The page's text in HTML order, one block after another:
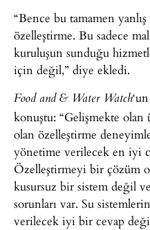
“Bence bu tamamen
özelleştirme. Bu sadece
kuruluşun sunduğu
için değil,” diye ekledi.
Food and & Water Watch
konuştu: “Gelişmekte olan
olan özelleştirme
yönetime verilecek en iyi
Özelleştirmeyi bir çözüm
kusursuz bir sistem değil
sorunları var. Su
verilecek iyi bir cevap